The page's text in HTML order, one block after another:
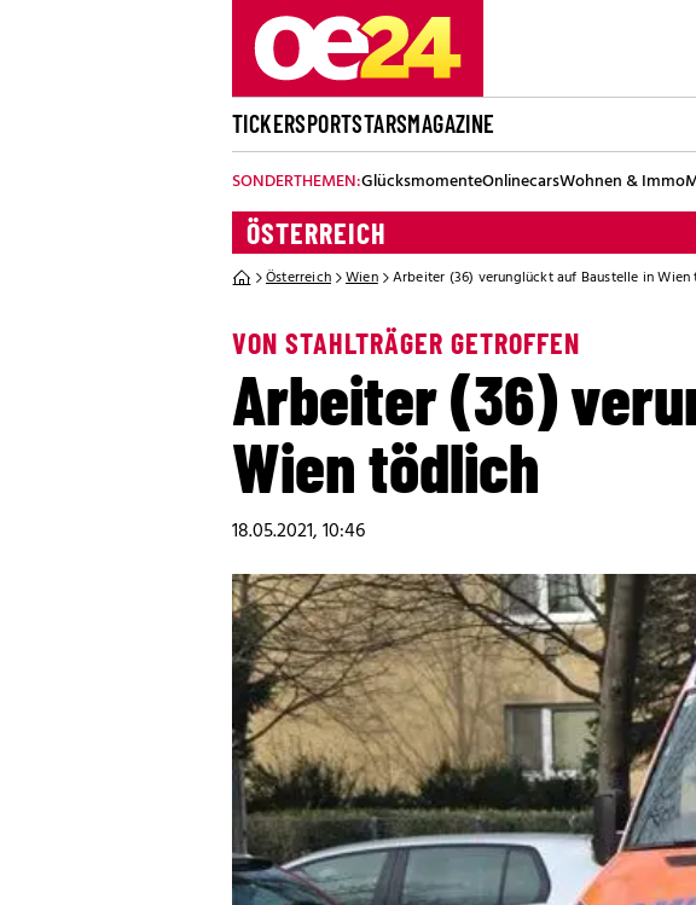
TICKERSPORTSTARSMAGAZINE
SONDERTHEMEN:GlücksmomenteOnlinecarsWohnen & Immo
ÖSTERREICH
Österreich Wien Arbeiter (36) verunglückt auf Baustelle in
VON STAHLTRÄGER GETROFFEN
Arbeiter (36)
Wien tödlich
18.05.2021, 10:46